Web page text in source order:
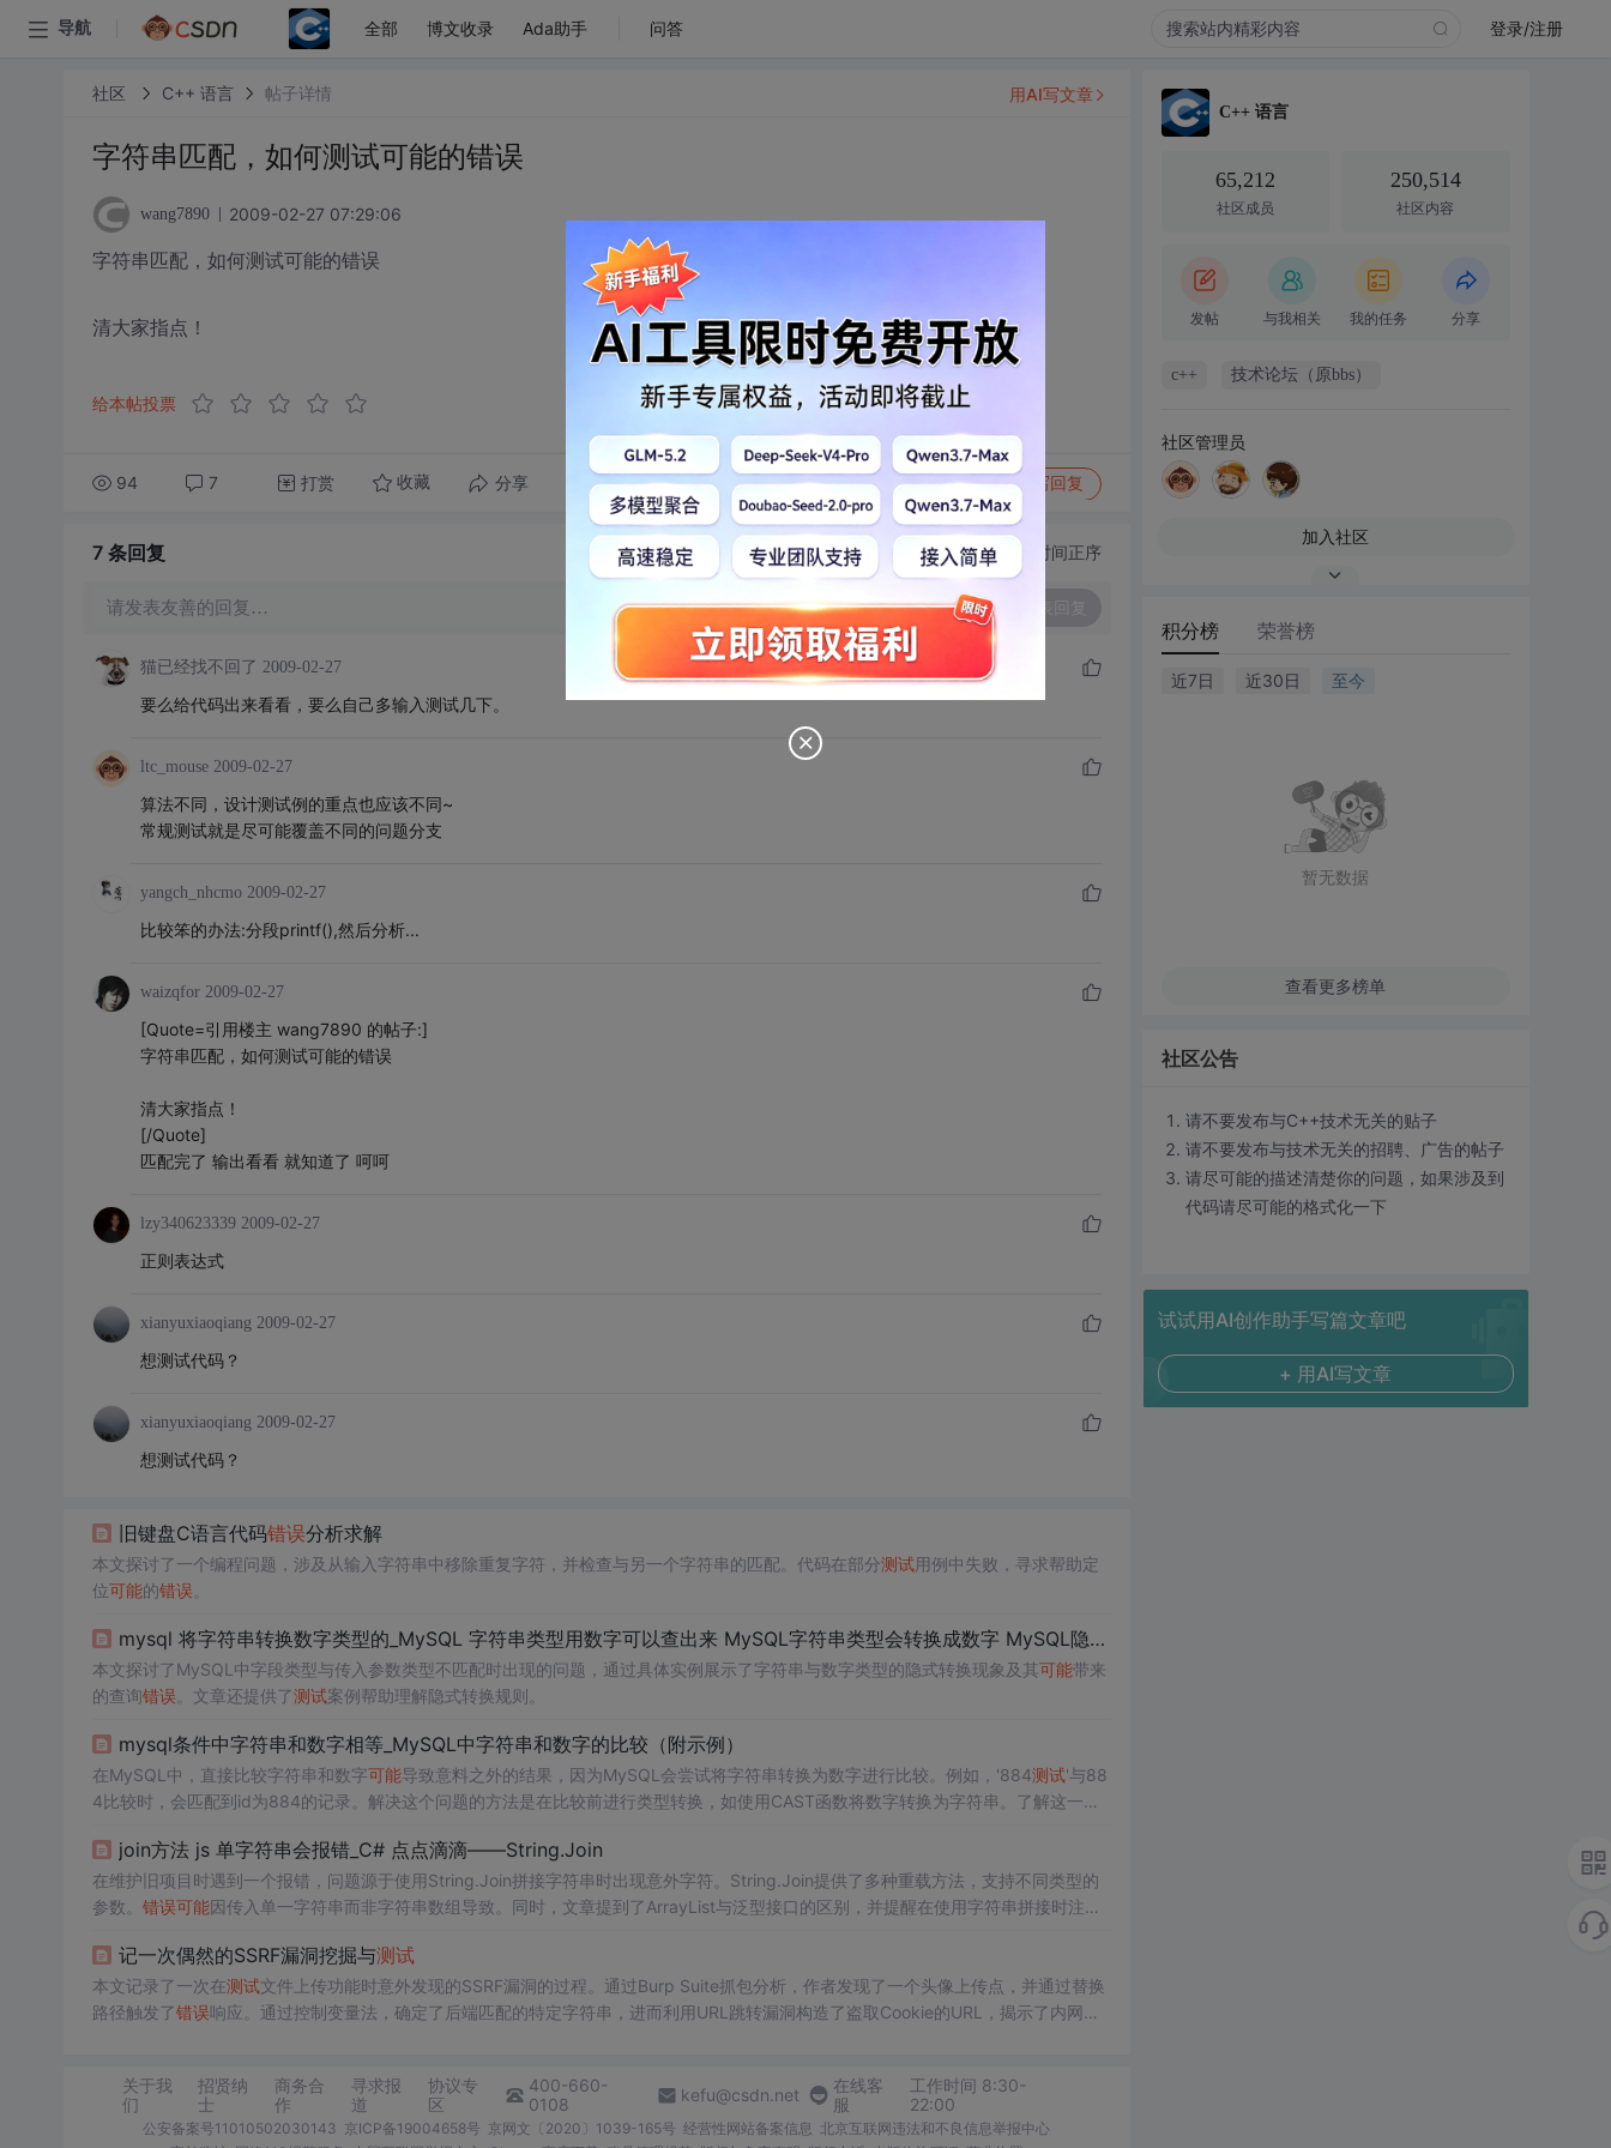
导航 全部 博文收录 Ada助手 问答 登录/注册
社区 C++ 语言 帖子详情
字符串匹配，如何测试可能的错误
wang7890 2009-02-27 07:29:06
字符串匹配，如何测试可能的错误
清大家指点！
给本帖投票
94 7 打赏 收藏 分享 转发到动态 举报 写回复
用AI写文章
7 条回复 切换为时间正序
请发表友善的回复…
猫已经找不回了 2009-02-27
要么给代码出来看看，要么自己多输入测试几下。
ltc_mouse 2009-02-27
算法不同，设计测试例的重点也应该不同~
常规测试就是尽可能覆盖不同的问题分支
yangch_nhcmo 2009-02-27
比较笨的办法:分段printf(),然后分析...
waizqfor 2009-02-27
[Quote=引用楼主 wang7890 的帖子:]
字符串匹配，如何测试可能的错误
清大家指点！
[/Quote]
匹配完了 输出看看 就知道了 呵呵
lzy340623339 2009-02-27
正则表达式
xianyuxiaoqiang 2009-02-27
想测试代码？
xianyuxiaoqiang 2009-02-27
想测试代码？
旧键盘C语言代码错误分析求解
本文探讨了一个编程问题，涉及从输入字符串中移除重复字符，并检查与另一个字符串的匹配。代码在部分测试用例中失败，寻求帮助定
位可能的错误
mysql 将字符串转换数字类型的_MySQL 字符串类型用数字可以查出来 MySQL字符串类型会转换成数字 MySQL隐式类型转换...
本文探讨了MySQL中字段类型与传入参数类型不匹配时出现的问题，通过具体实例展示了字符串与数字类型的隐式转换现象及其可能带来
的查询错误 。文章还提供了测试案例帮助理解隐式转换规则。
mysql条件中字符串和数字相等_MySQL中字符串和数字的比较（附示例）
在MySQL中，直接比较字符串和数字可能导致意料之外的结果，因为MySQL会尝试将字符串转换为数字进行比较。例如，'884测试'与88
4比较时，会匹配到id为884的记录。解决这个问题的方法是在比较前进行类型转换，如使用CAST函数将数字转换为字符串。了解这一陷
join方法 js 单字符串会报错_C# 点点滴滴——String.Join
在维护旧项目时遇到一个报错，问题源于使用String.Join拼接字符串时出现意外字符。String.Join提供了多种重载方法，支持不同类型的
参数。 错误可能因传入单一字符串而非字符串数组导致。同时，文章提到了ArrayList与泛型接口的区别，并提醒在使用字符串拼接时注意
记一次偶然的SSRF漏洞挖掘与测试
本文记录了一次在测试文件上传功能时意外发现的SSRF漏洞的过程。通过Burp Suite抓包分析，作者发现了一个头像上传点，并通过替换
路径触发了错误响应。通过控制变量法，确定了后端匹配的特定字符串，进而利用URL跳转漏洞构造了盗取Cookie的URL，揭示了内网资
关于我
们
招贤纳
士
商务合
作
寻求报
道
协议专
区
400-660-
0108
kefu@csdn.net
在线客
服
工作时间 8:30-
22:00
公安备案号11010502030143 京ICP备19004658号 京网文〔2020〕1039-165号 经营性网站备案信息 北京互联网违法和不良信息举报中心
C++ 语言
65,212
社区成员
250,514
社区内容
发帖 与我相关 我的任务 分享
c++ 技术论坛（原bbs）
社区管理员
加入社区
积分榜 荣誉榜
近7日 近30日 至今
暂无数据
查看更多榜单
社区公告
请不要发布与C++技术无关的贴子
请不要发布与技术无关的招聘、广告的帖子
请尽可能的描述清楚你的问题，如果涉及到
代码请尽可能的格式化一下
试试用AI创作助手写篇文章吧
+ 用AI写文章